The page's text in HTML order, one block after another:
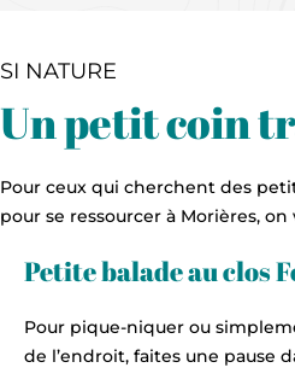
SI NATURE
Un petit coin
Pour ceux qui cherchent des
pour se ressourcer à Morières,
Petite balade au clos
Pour pique-niquer ou
de l’endroit, faites une pause